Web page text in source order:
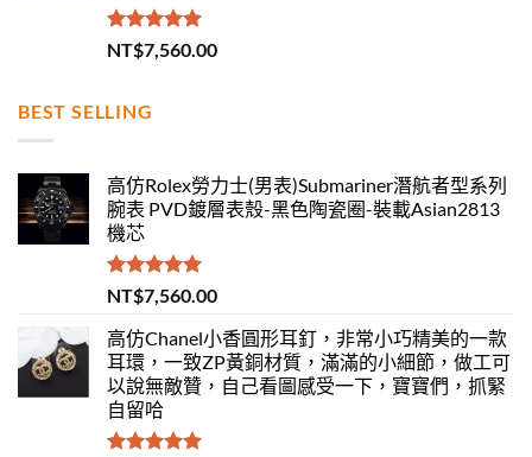
評分 5.00
滿分 5
NT$7,560.00
BEST SELLING
高仿Rolex勞力士(男表)Submariner潛航者型系列
腕表 PVD鍍層表殼-黑色陶瓷圈-裝載Asian2813
機芯
評分 5.00
滿分 5
NT$7,560.00
高仿Chanel小香圓形耳釘，非常小巧精美的一款
耳環，一致ZP黃銅材質，滿滿的小細節，做工可
以說無敵贊，自己看圖感受一下，寶寶們，抓緊
自留哈